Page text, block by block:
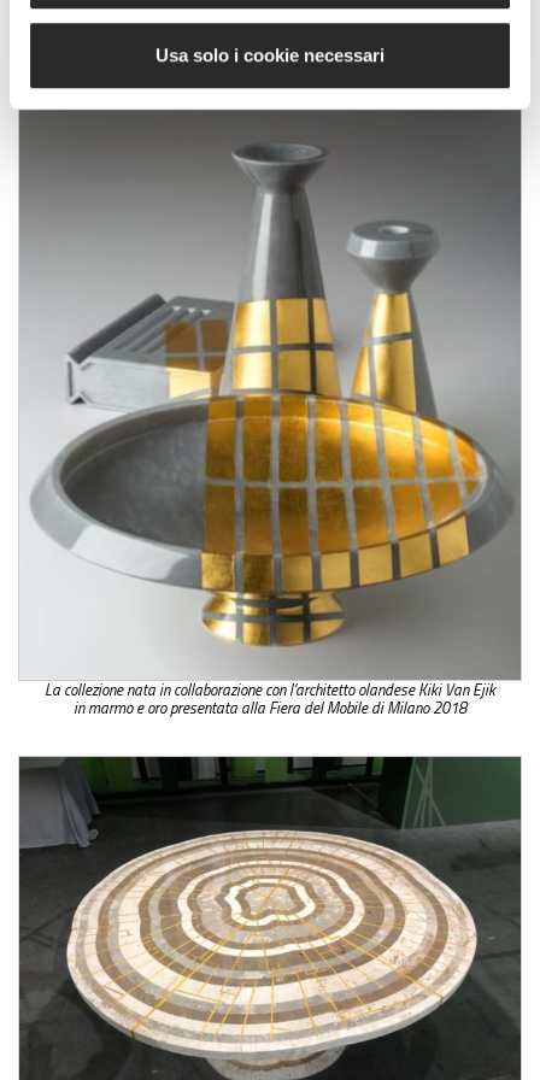
Usa solo i cookie necessari
La collezione nata in collaborazione con l’architetto olandese Kiki Van Ejik
in marmo e oro presentata alla Fiera del Mobile di Milano 2018